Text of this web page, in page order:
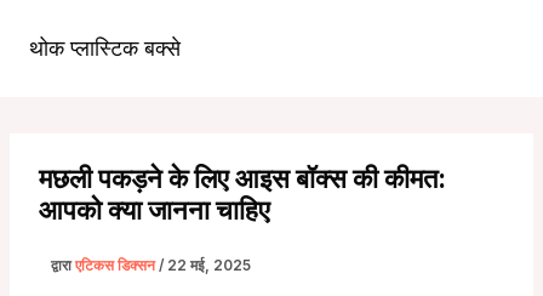
थोक प्लास्टिक बक्से
मछली पकड़ने के लिए आइस बॉक्स की कीमत:
आपको क्या जानना चाहिए
द्वाराएटिकस डिक्सन/ 22 मई, 2025